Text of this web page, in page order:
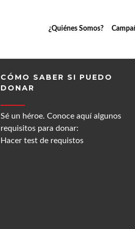
¿Quiénes Somos?
CÓMO SABER SI PUEDO
DONAR
Sé un héroe. Conoce aquí algunos
requisitos para donar:
Hacer test de requistos